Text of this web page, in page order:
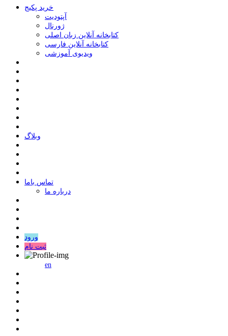
خرید پکیج
ﺁﭘﺘﻮﺩﯾﺖ
ﮊﻭﺭﻧﺎﻝ
کتابخانه آنلاین زبان اصلی
کتابخانه آنلاین فارسی
ویدیوی آموزشی
وبلاگ
ﺗﻤﺎﺱ ﺑﺎﻣﺎ
درباره ما
ورود
ثبت نام
en